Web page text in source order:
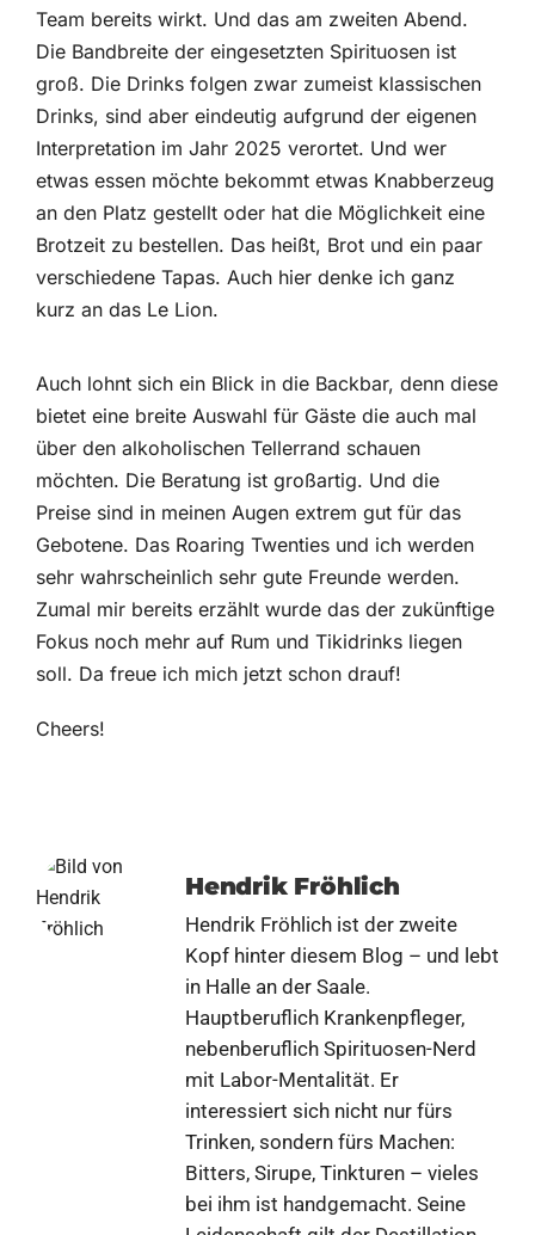
Team bereits wirkt. Und das am zweiten Abend.
Die Bandbreite der eingesetzten Spirituosen ist
groß. Die Drinks folgen zwar zumeist klassischen
Drinks, sind aber eindeutig aufgrund der eigenen
Interpretation im Jahr 2025 verortet. Und wer
etwas essen möchte bekommt etwas Knabberzeug
an den Platz gestellt oder hat die Möglichkeit eine
Brotzeit zu bestellen. Das heißt, Brot und ein paar
verschiedene Tapas. Auch hier denke ich ganz
kurz an das Le Lion.
Auch lohnt sich ein Blick in die Backbar, denn diese
bietet eine breite Auswahl für Gäste die auch mal
über den alkoholischen Tellerrand schauen
möchten. Die Beratung ist großartig. Und die
Preise sind in meinen Augen extrem gut für das
Gebotene. Das Roaring Twenties und ich werden
sehr wahrscheinlich sehr gute Freunde werden.
Zumal mir bereits erzählt wurde das der zukünftige
Fokus noch mehr auf Rum und Tikidrinks liegen
soll. Da freue ich mich jetzt schon drauf!
Cheers!
Hendrik Fröhlich
Hendrik Fröhlich ist der zweite
Kopf hinter diesem Blog – und lebt
in Halle an der Saale.
Hauptberuflich Krankenpfleger,
nebenberuflich Spirituosen-Nerd
mit Labor-Mentalität. Er
interessiert sich nicht nur fürs
Trinken, sondern fürs Machen:
Bitters, Sirupe, Tinkturen – vieles
bei ihm ist handgemacht. Seine